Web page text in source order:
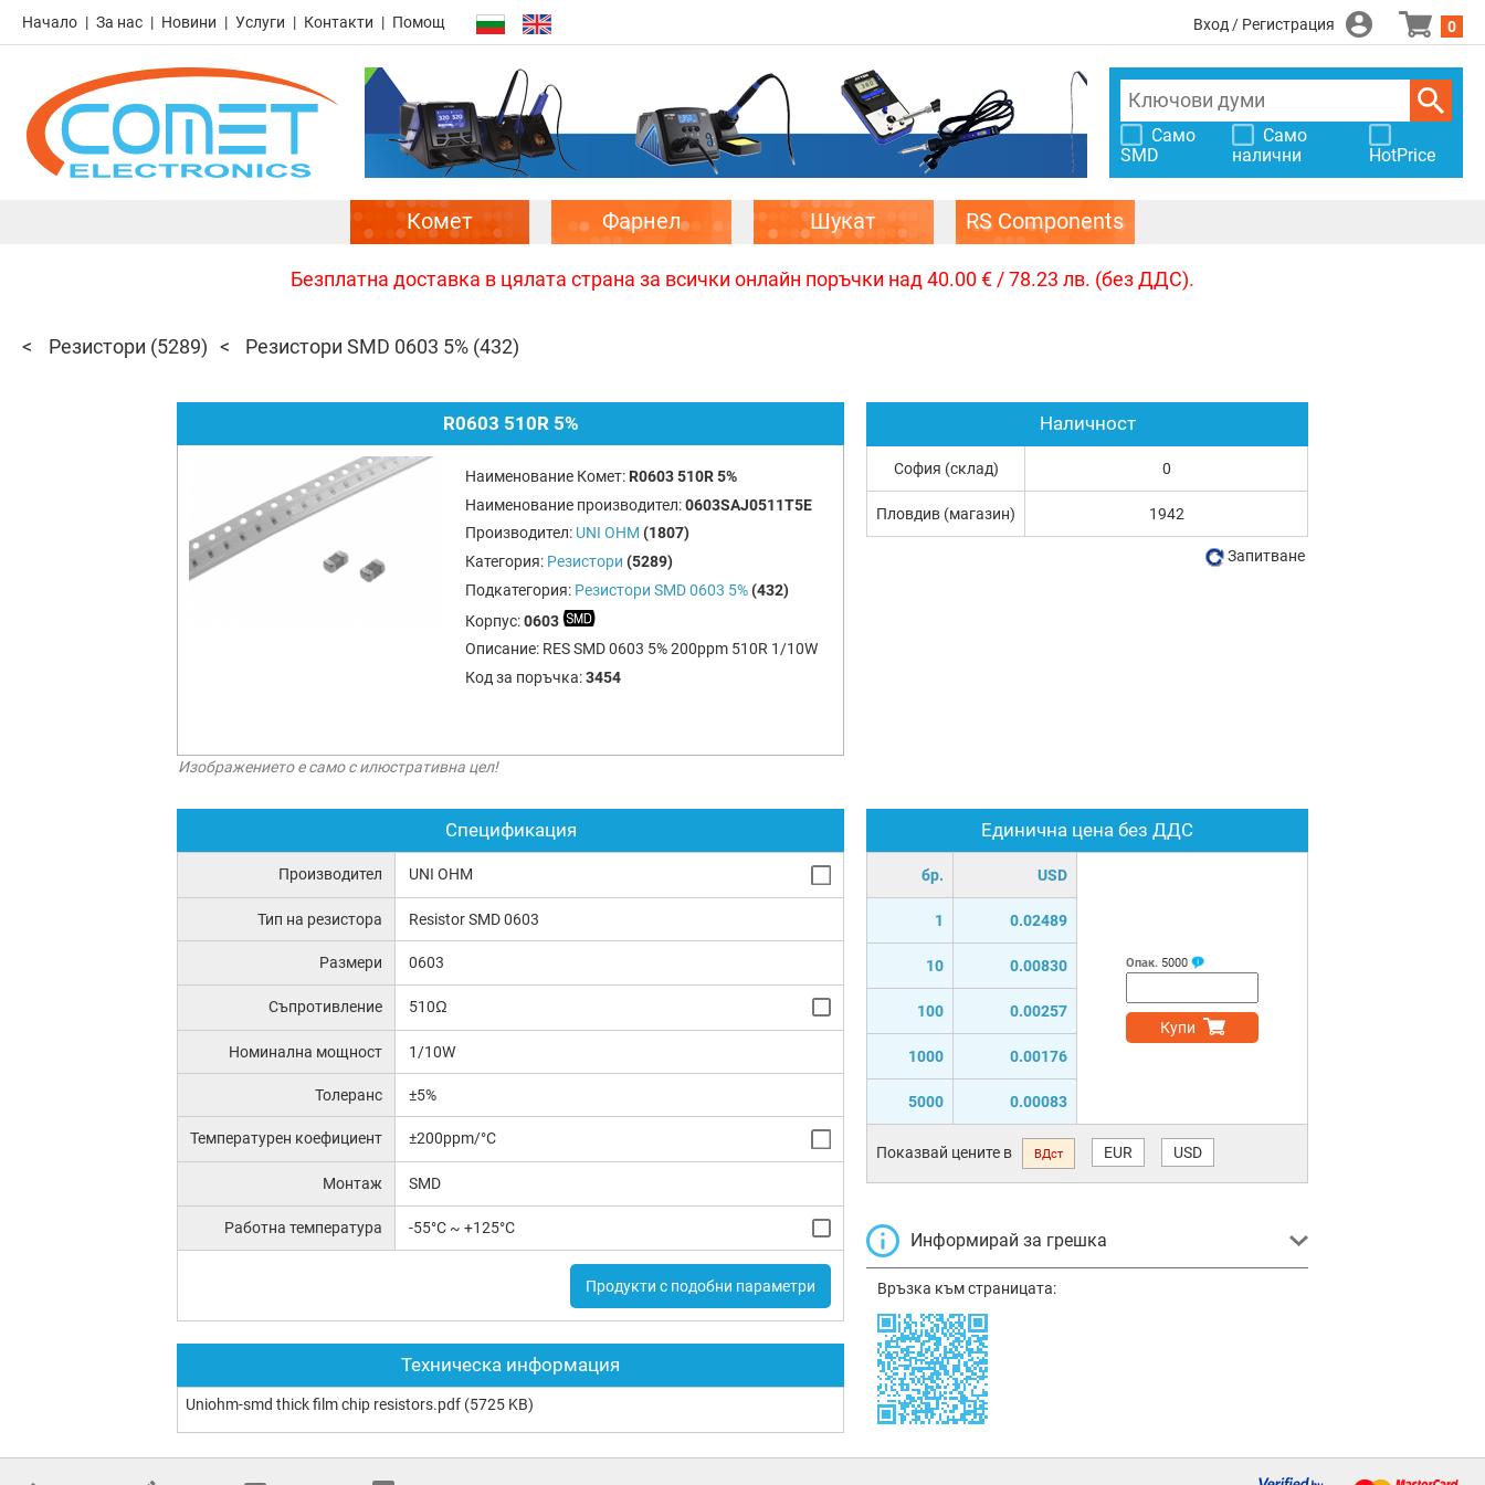
Начало За нас Новини Услуги Контакти Помощ Вход / Регистрация 0
Само
SMD
Само
налични
HotPrice
Комет Фарнел Шукат RS Components
Безплатна доставка в цялата страна за всички онлайн поръчки над 40.00 € / 78.23 лв. (без ДДС).
Резистори (5289) Резистори SMD 0603 5% (432)
R0603 510R 5%
Наименование Комет: R0603 510R 5%
Наименование производител:0603SAJ0511T5E
Производител: UNI OHM (1807)
Категория: Резистори (5289)
Подкатегория: Резистори SMD 0603 5% (432)
Корпус:0603
Описание: RES SMD 0603 5% 200ppm 510R 1/10W
Код за поръчка:3454
Изображението е само с илюстративна цел!
Спецификация
Производител UNI OHM
Тип на резистора Resistor SMD 0603
Размери 0603
Съпротивление 510Ω
Номинална мощност 1/10W
Толеранс ±5%
Температурен коефициент ±200ppm/°C
Монтаж SMD
Работна температура -55°C ~ +125°C
Продукти с подобни параметри
Техническа информация
Uniohm-smd thick film chip resistors.pdf (5725 KB)
Единична цена без ДДС
бр. USD
1 0.02489
10 0.00830
100 0.00257
1000 0.00176
5000 0.00083
Опак. 5000
Купи
Показвай цените в ВДст EUR USD
Информирай за грешка
Връзка към страницата:
Наличност
София (склад) 0
Пловдив (магазин) 1942
Запитване